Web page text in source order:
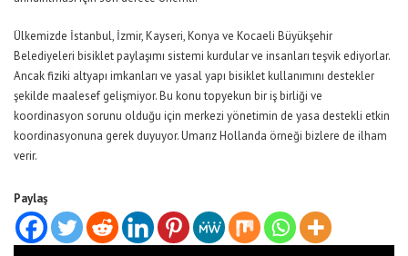
Ülkemizde İstanbul, İzmir, Kayseri, Konya ve Kocaeli Büyükşehir
Belediyeleri bisiklet paylaşımı sistemi kurdular ve insanları teşvik ediyorlar.
Ancak fiziki altyapı imkanları ve yasal yapı bisiklet kullanımını destekler
şekilde maalesef gelişmiyor. Bu konu topyekun bir iş birliği ve
koordinasyon sorunu olduğu için merkezi yönetimin de yasa destekli etkin
koordinasyonuna gerek duyuyor. Umarız Hollanda örneği bizlere de ilham
verir.
Paylaş